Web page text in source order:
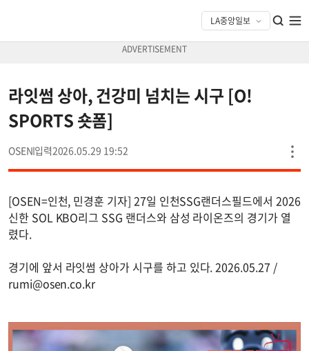
라잇썸 상아, 건강미 넘치는 시구 [O!
SPORTS 숏폼]
OSEN 2026.05.29 19:52
[OSEN=인천, 민경훈 기자] 27일 인천SSG랜더스필드에서 2026
신한 SOL KBO리그 SSG 랜더스와 삼성 라이온즈의 경기가 열
렸다.
경기에 앞서 라잇썸 상아가 시구를 하고 있다. 2026.05.27 /
rumi@osen.co.kr